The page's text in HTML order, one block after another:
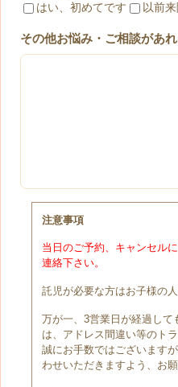
はい、初めてです 以前
その他お悩み・ご相談があ
注意事項
当日のご予約、キャンセル
連絡下さい。
託児が必要な方はお子様の
万が一、3営業日が経過して
は、アドレス間違い等のト
誠にお手数ではございます
わせいただきますよう、お願